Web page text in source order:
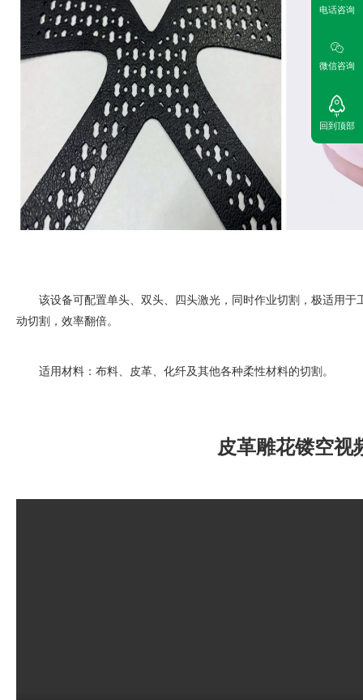
该设备可配置单头、双头、四头激光，同时作业切割，极适用于
动切割，效率翻倍。
适用材料：布料、皮革、化纤及其他各种柔性材料的切割。
皮革雕花镂空视
电话咨询
微信咨询
回到顶部